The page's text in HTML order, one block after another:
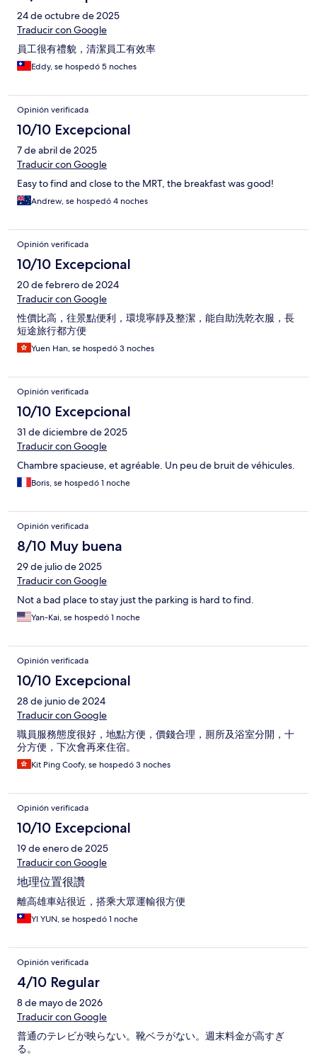
24 de octubre de 2025
Traducir con Google
員工很有禮貌，清潔員工有效率
Eddy, se hospedó 5 noches
Opinión verificada
10/10 Excepcional
7 de abril de 2025
Traducir con Google
Easy to find and close to the MRT, the breakfast was good!
Andrew, se hospedó 4 noches
Opinión verificada
10/10 Excepcional
20 de febrero de 2024
Traducir con Google
性價比高，往景點便利，環境寧靜及整潔，能自助洗乾衣服，長
短途旅行都方便
Yuen Han, se hospedó 3 noches
Opinión verificada
10/10 Excepcional
31 de diciembre de 2025
Traducir con Google
Chambre spacieuse, et agréable. Un peu de bruit de véhicules.
Boris, se hospedó 1 noche
Opinión verificada
8/10 Muy buena
29 de julio de 2025
Traducir con Google
Not a bad place to stay just the parking is hard to find.
Yan-Kai, se hospedó 1 noche
Opinión verificada
10/10 Excepcional
28 de junio de 2024
Traducir con Google
職員服務態度很好，地點方便，價錢合理，厠所及浴室分開，十
分方便，下次會再來住宿。
Kit Ping Coofy, se hospedó 3 noches
Opinión verificada
10/10 Excepcional
19 de enero de 2025
Traducir con Google
地理位置很讚
離高雄車站很近，搭乘大眾運輸很方便
YI YUN, se hospedó 1 noche
Opinión verificada
4/10 Regular
8 de mayo de 2026
Traducir con Google
普通のテレビが映らない。靴ベラがない。週末料金が高すぎ
る。